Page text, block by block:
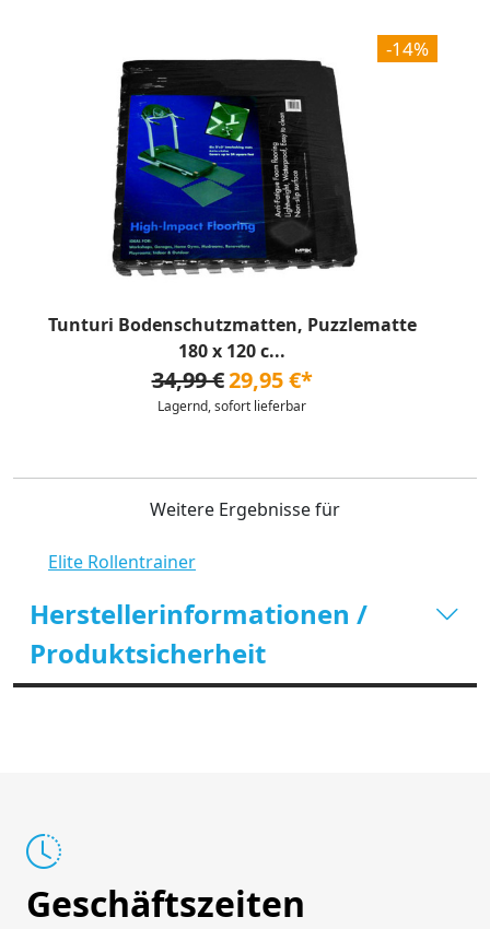
-14%
Tunturi Bodenschutzmatten, Puzzlematte
180 x 120 c...
34,99 €29,95 €*
Lagernd, sofort lieferbar
Weitere Ergebnisse für
Elite Rollentrainer
Herstellerinformationen /
Produktsicherheit
Geschäftszeiten